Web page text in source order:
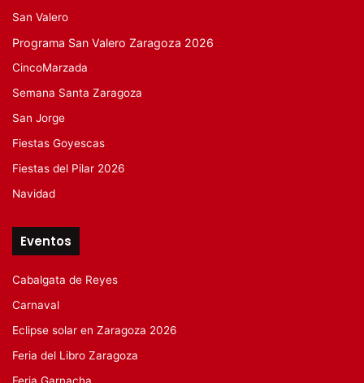
San Valero
Programa San Valero Zaragoza 2026
CincoMarzada
Semana Santa Zaragoza
San Jorge
Fiestas Goyescas
Fiestas del Pilar 2026
Navidad
Eventos
Cabalgata de Reyes
Carnaval
Eclipse solar en Zaragoza 2026
Feria del Libro Zaragoza
Feria Garnacha